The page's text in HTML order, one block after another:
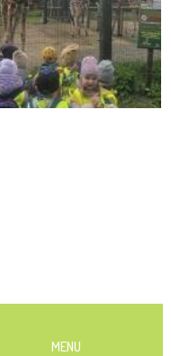
MENU